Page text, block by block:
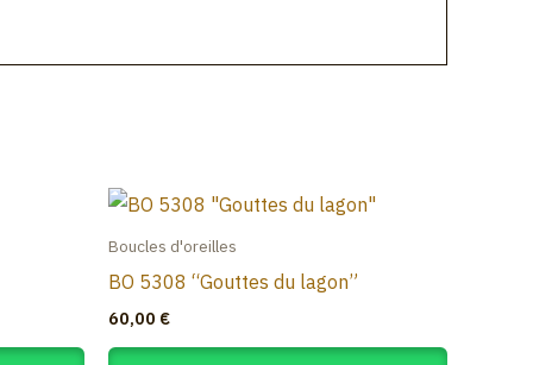
Boucles d'oreilles
BO 5308 “Gouttes du lagon”
60,00 €